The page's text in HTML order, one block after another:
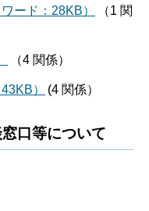
ード：28KB）
（1 関
（4 関係）
） (4 関係）
口等について